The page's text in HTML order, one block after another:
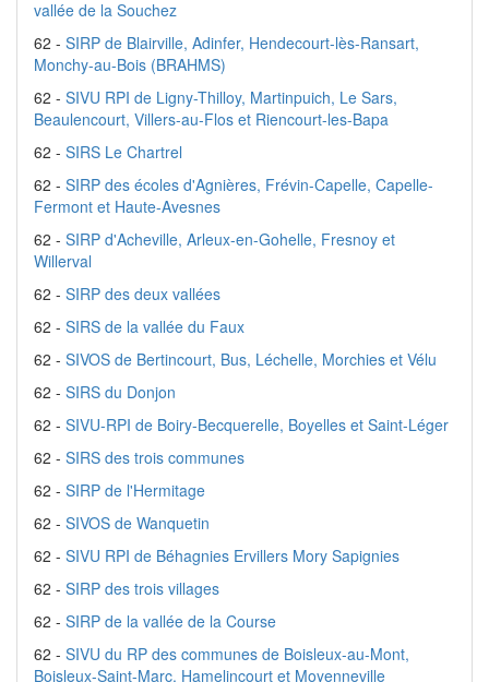
vallée de la Souchez
62 - SIRP de Blairville, Adinfer, Hendecourt-lès-Ransart,
Monchy-au-Bois (BRAHMS)
62 - SIVU RPI de Ligny-Thilloy, Martinpuich, Le Sars,
Beaulencourt, Villers-au-Flos et Riencourt-les-Bapa
62 - SIRS Le Chartrel
62 - SIRP des écoles d'Agnières, Frévin-Capelle, Capelle-
Fermont et Haute-Avesnes
62 - SIRP d'Acheville, Arleux-en-Gohelle, Fresnoy et
Willerval
62 - SIRP des deux vallées
62 - SIRS de la vallée du Faux
62 - SIVOS de Bertincourt, Bus, Léchelle, Morchies et Vélu
62 - SIRS du Donjon
62 - SIVU-RPI de Boiry-Becquerelle, Boyelles et Saint-Léger
62 - SIRS des trois communes
62 - SIRP de l'Hermitage
62 - SIVOS de Wanquetin
62 - SIVU RPI de Béhagnies Ervillers Mory Sapignies
62 - SIRP des trois villages
62 - SIRP de la vallée de la Course
62 - SIVU du RP des communes de Boisleux-au-Mont,
Boisleux-Saint-Marc, Hamelincourt et Moyenneville